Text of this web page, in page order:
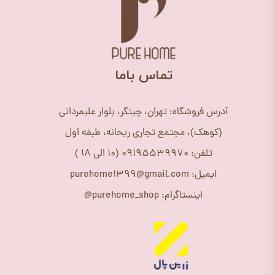
​تماس باما
آدرس فروشگاه: تهران، چیتگر، بلوار علیمردانی
(کوهک)، مجتمع تجاری ریحانه، طبقه اول
تلفن: 09195539970 (10 الی 18 )
ایمیل: purehome1399@gmail.com
اینستاگرام: purehome_shop@